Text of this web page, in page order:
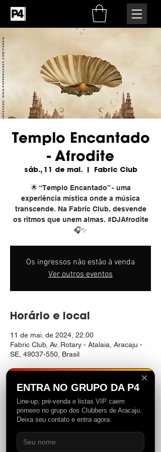
Templo Encantado
- Afrodite
sáb., 11 de mai.
  |
Fabric Club
🌟 “Templo Encantado” - uma
experiência mística onde a música
transcende. Na Fabric Club, desvende
os ritmos que unem almas. #DJAfrodite
🎧✨
Os ingressos não estão à venda
Ver outros eventos
Horário e local
11 de mai. de 2024, 22:00
Fabric Club, Av. Rotary - Atalaia, Aracaju -
SE, 49037-550, Brasil
Compartilhe esse evento
✕
ENTRA NO GRUPO DA P4
Line-up, pré-venda e listas VIP caem
primeiro no grupo dos Clubbers de Aracaju.
Deixa seu contato e entra agora.